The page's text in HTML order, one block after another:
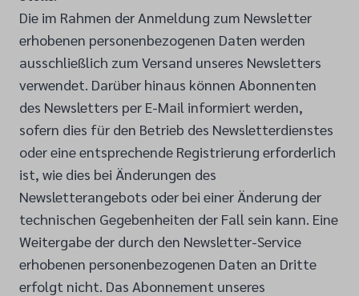
Die im Rahmen der Anmeldung zum Newsletter
erhobenen personenbezogenen Daten werden
ausschließlich zum Versand unseres Newsletters
verwendet. Darüber hinaus können Abonnenten
des Newsletters per E-Mail informiert werden,
sofern dies für den Betrieb des Newsletterdienstes
oder eine entsprechende Registrierung erforderlich
ist, wie dies bei Änderungen des
Newsletterangebots oder bei einer Änderung der
technischen Gegebenheiten der Fall sein kann. Eine
Weitergabe der durch den Newsletter-Service
erhobenen personenbezogenen Daten an Dritte
erfolgt nicht. Das Abonnement unseres